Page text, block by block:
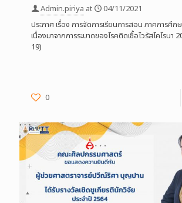
Admin.piriya at
04/11/2021
ประกาศ เรื่อง การจัดการเรียนการสอน ภาคการศึ
เนื่องมาจากการระบาดของโรคติดเชื้อไวรัสโคโรนา
19)
0